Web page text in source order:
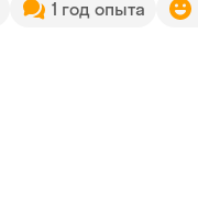
1 год опыта